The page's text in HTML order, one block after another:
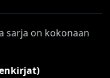
sarja on kokonaan